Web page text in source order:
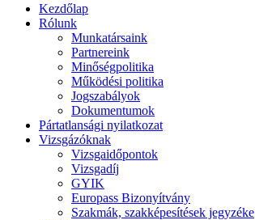
Kezdőlap
Rólunk
Munkatársaink
Partnereink
Minőségpolitika
Működési politika
Jogszabályok
Dokumentumok
Pártatlansági nyilatkozat
Vizsgázóknak
Vizsgaidőpontok
Vizsgadíj
GYIK
Europass Bizonyítvány
Szakmák, szakképesítések jegyzéke